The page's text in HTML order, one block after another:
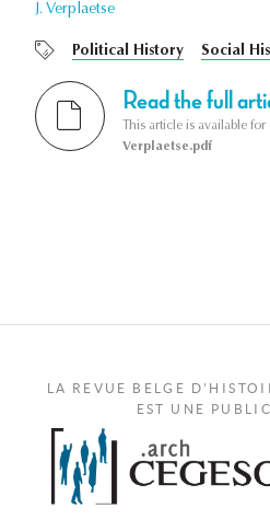
J. Verplaetse
Political History Social
Read the full
This article is available
Verplaetse.pdf
LA REVUE BELGE
EST UNE